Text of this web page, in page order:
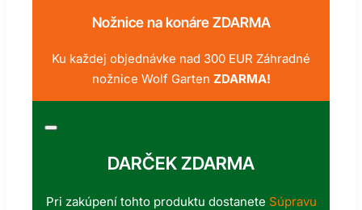
Nožnice na konáre ZDARMA
Ku každej objednávke nad 300 EUR Záhradné
nožnice Wolf Garten ZDARMA!
DARČEK ZDARMA
Pri zakúpení tohto produktu dostanete Súpravu